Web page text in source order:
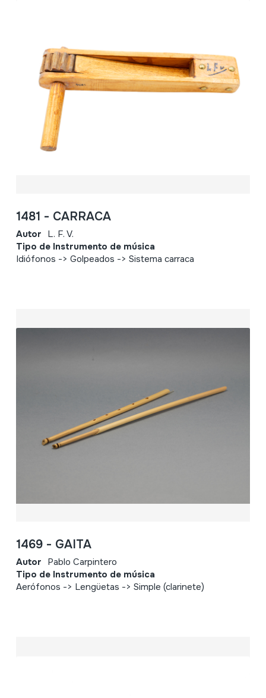
1481 - CARRACA
Autor L. F. V.
Tipo de Instrumento de música
Idiófonos -> Golpeados -> Sistema carraca
1469 - GAITA
Autor Pablo Carpintero
Tipo de Instrumento de música
Aerófonos -> Lengüetas -> Simple (clarinete)